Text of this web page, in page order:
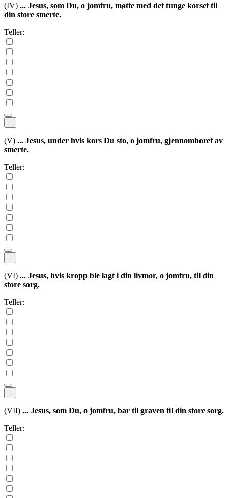
(IV) ... Jesus, som Du, o jomfru, møtte med det tunge korset til
din store smerte.
Teller:
(V) ... Jesus, under hvis kors Du sto, o jomfru, gjennomboret av
smerte.
Teller:
(VI) ... Jesus, hvis kropp ble lagt i din livmor, o jomfru, til din
store sorg.
Teller:
(VII) ... Jesus, som Du, o jomfru, bar til graven til din store sorg.
Teller: